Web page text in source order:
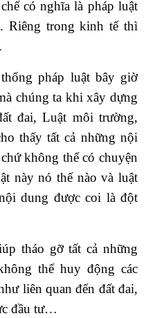
có nghĩa là pháp luật
Riêng trong kinh tế thì
pháp luật bây giờ
chúng ta khi xây dựng
đai, Luật môi trường,
thấy tất cả những nội
không thể có chuyện
này nó thế nào và luật
dung được coi là đột
tháo gỡ tất cả những
thể huy động các
liên quan đến đất đai,
đầu tư…